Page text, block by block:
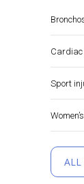
Sport
ALL